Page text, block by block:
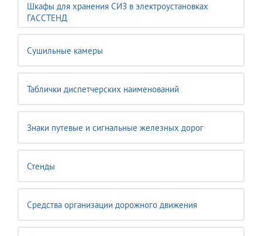
Шкафы для хранения СИЗ в электроустановках
ГАССТЕНД
Сушильные камеры
Таблички диспетчерских наименований
Знаки путевые и сигнальные железных дорог
Стенды
Средства организации дорожного движения